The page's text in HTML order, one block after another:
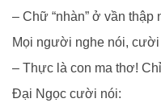
– Chữ “nhàn” ở vần thập
Mọi người nghe nói,
– Thực là con ma thơ!
Đại Ngọc cười nói: